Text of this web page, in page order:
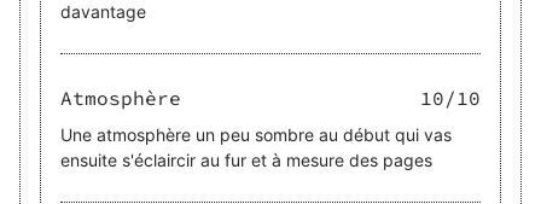
davantage
Atmosphère 10/10
Une atmosphère un peu sombre au début qui vas
ensuite s'éclaircir au fur et à mesure des pages